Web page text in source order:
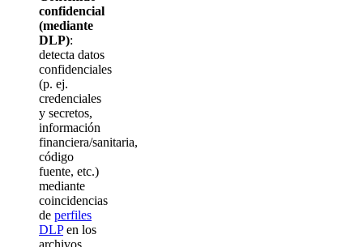
confidencial
(mediante
DLP):
detecta datos
confidenciales
(p. ej.
credenciales
y secretos,
información
financiera/sanitaria,
código
fuente, etc.)
mediante
coincidencias
de perfiles
DLPen los